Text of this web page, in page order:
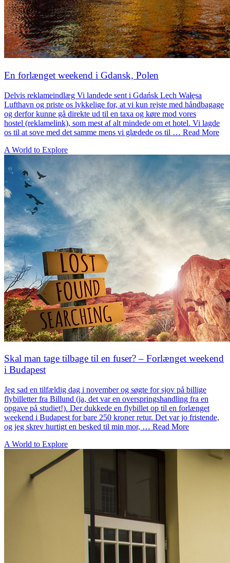
En forlænget weekend i Gdansk, Polen
Delvis reklameindlæg Vi landede sent i Gdańsk Lech Wałęsa
Lufthavn og priste os lykkelige for, at vi kun rejste med håndbagage
og derfor kunne gå direkte ud til en taxa og køre mod vores
hostel (reklamelink), som mest af alt mindede om et hotel. Vi lagde
os til at sove med det samme mens vi glædede os til … Read More
A World to Explore
Skal man tage tilbage til en fuser? – Forlænget weekend
i Budapest
Jeg sad en tilfældig dag i november og søgte for sjov på billige
flybilletter fra Billund (ja, det var en overspringshandling fra en
opgave på studiet!). Der dukkede en flybillet op til en forlænget
weekend i Budapest for bare 250 kroner retur. Det var jo fristende,
og jeg skrev hurtigt en besked til min mor, … Read More
A World to Explore